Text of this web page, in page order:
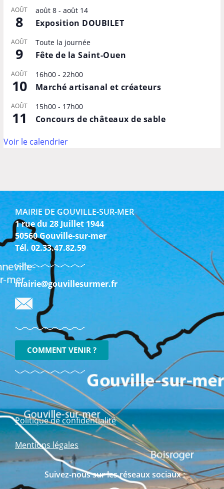
AOÛT
8
août 8- août 14
Exposition DOUBILET
AOÛT
9
Toute la journée
Fête de la Saint-Ouen
AOÛT
10
16h00- 22h00
Marché artisanal et créateurs
AOÛT
11
15h00- 17h00
Concours de châteaux de sable
Voir le calendrier
MAIRIE DE GOUVILLE-SUR-MER
1 rue du 28 Juillet 1944
50560 Gouville-sur-mer
Tél. 02.33.47.82.59
mairie@gouvillesurmer.fr
COMMENT VENIR ?
Politique de confidentialité
Mentions légales
Suivez-nous sur les réseaux sociaux :